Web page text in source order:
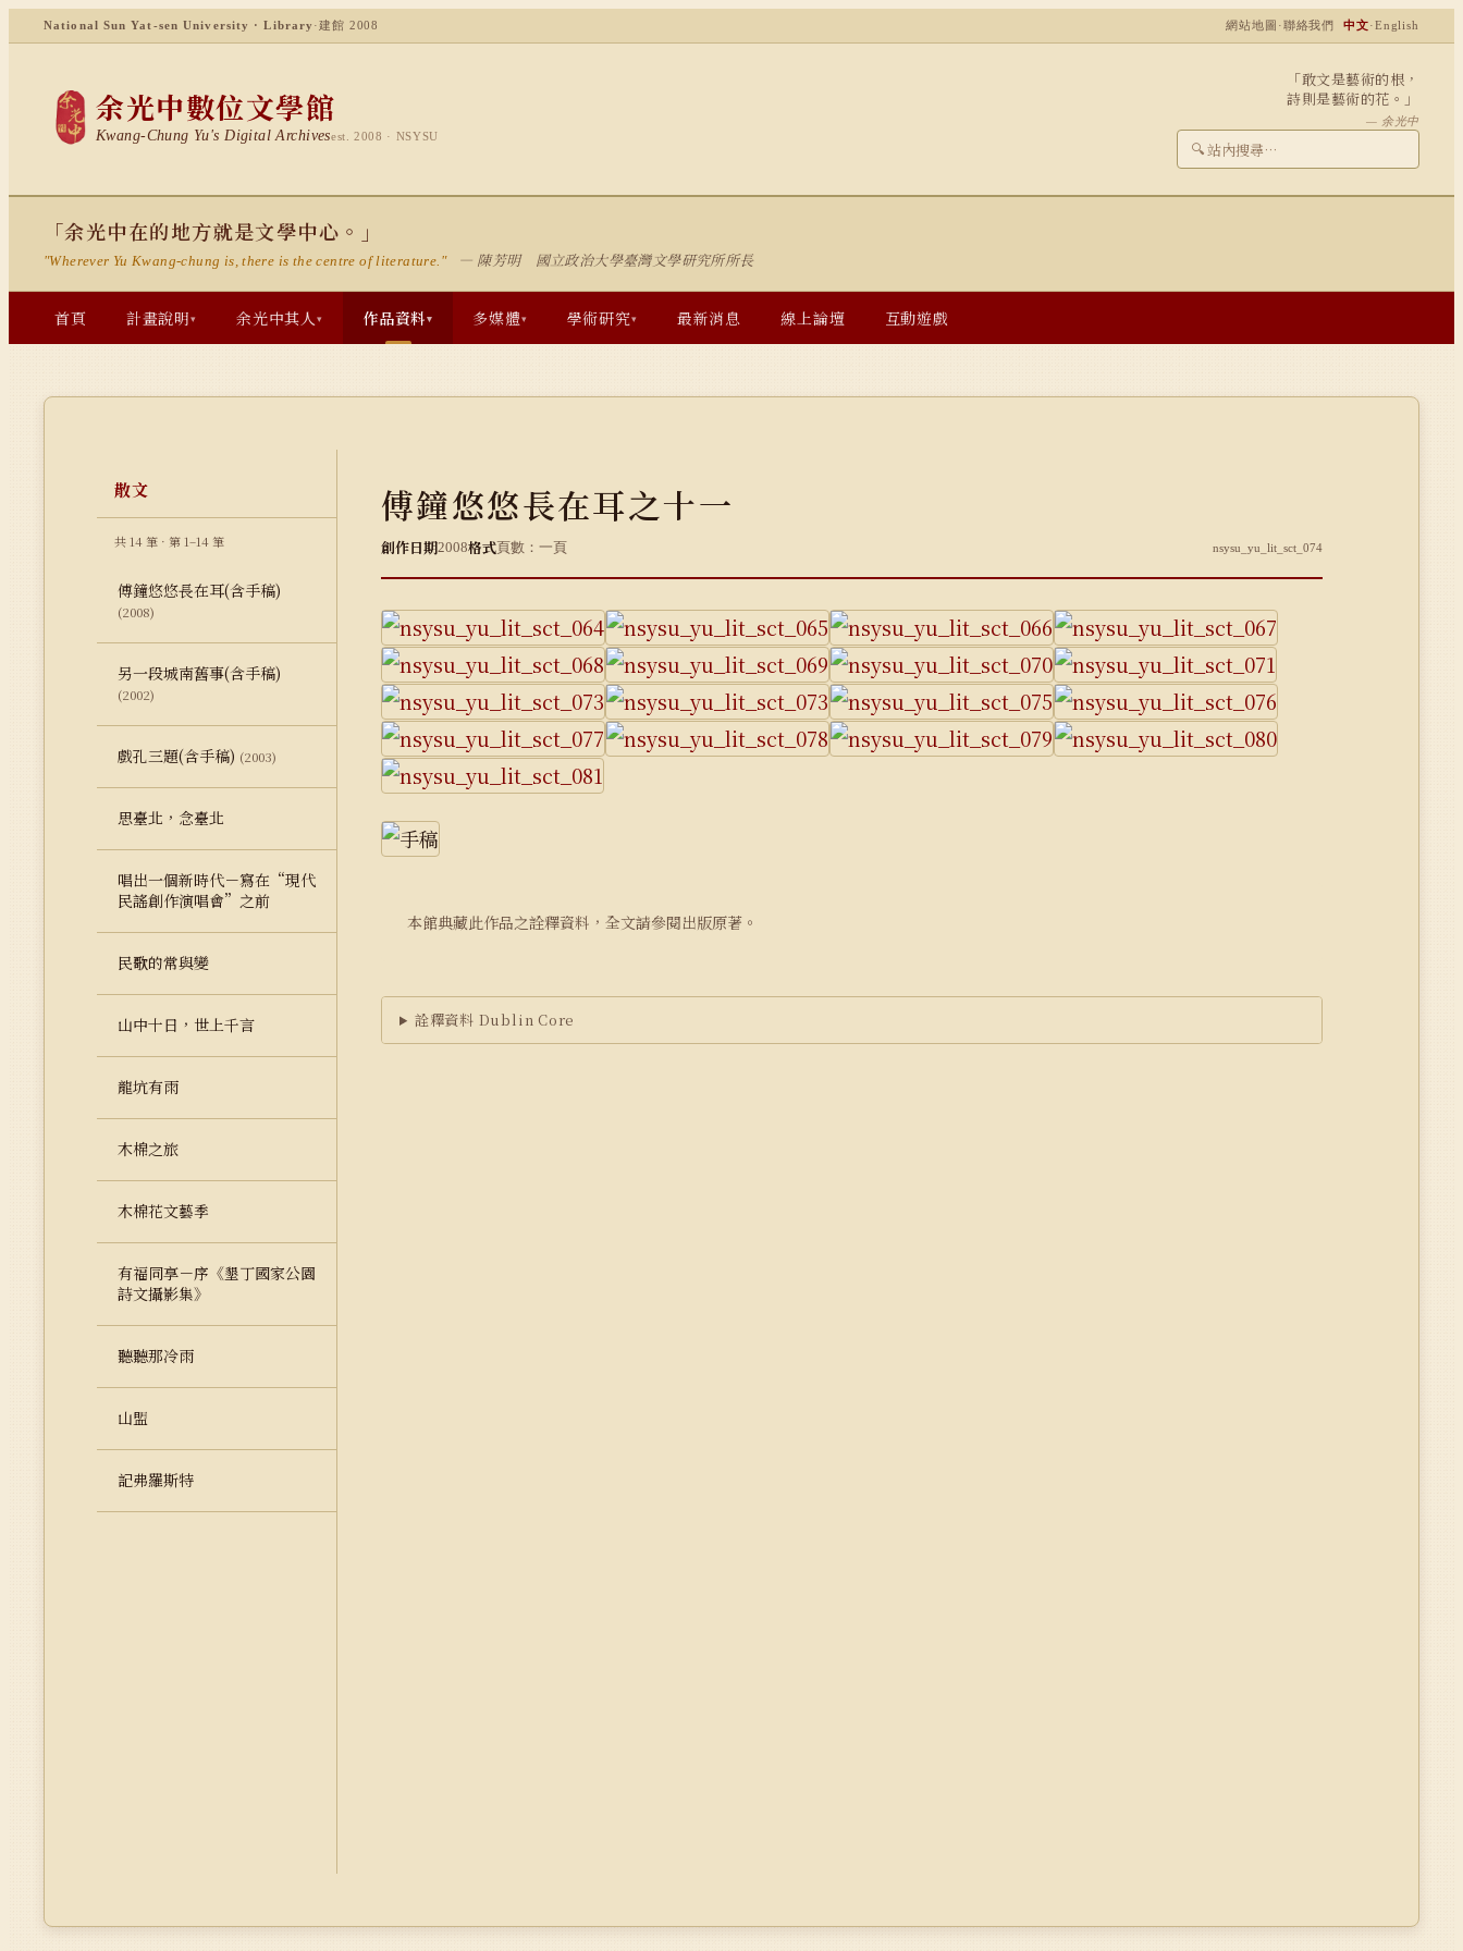
National Sun Yat-sen University · Library ·建館 2008 網站地圖 ·聯絡我們 中文·English
余光中數位文學館
Kwang-Chung Yu's Digital Archivesest. 2008 · NSYSU
「敢文是藝術的根，
詩則是藝術的花。」
— 余光中
🔍
「余光中在的地方就是文學中心。」
"Wherever Yu Kwang-chung is, there is the centre of literature." — 陳芳明 國立政治大學臺灣文學研究所所長
首頁 計畫說明▾ 余光中其人▾ 作品資料▾ 多媒體▾ 學術研究▾ 最新消息 線上論壇 互動遊戲
散文
共 14 筆 · 第 1–14 筆
傅鐘悠悠長在耳(含手稿)
(2008)
另一段城南舊事(含手稿)
(2002)
戲孔三題(含手稿) (2003)
思臺北，念臺北
唱出一個新時代－寫在“現代
民謠創作演唱會”之前
民歌的常與變
山中十日，世上千言
龍坑有雨
木棉之旅
木棉花文藝季
有福同享－序《墾丁國家公園
詩文攝影集》
聽聽那冷雨
山盟
記弗羅斯特
傅鐘悠悠長在耳之十一
創作日期2008格式頁數：一頁 nsysu_yu_lit_sct_074
本館典藏此作品之詮釋資料，全文請參閱出版原著。
詮釋資料 Dublin Core